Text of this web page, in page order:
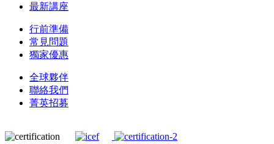
最新講座
行前準備
常見問題
獨家優惠
全球夥伴
聯絡我們
菁英招募